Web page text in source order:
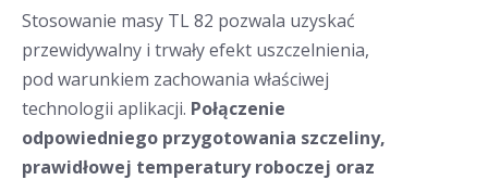
Stosowanie masy TL 82 pozwala uzyskać
przewidywalny i trwały efekt uszczelnienia,
pod warunkiem zachowania właściwej
technologii aplikacji. Połączenie
odpowiedniego przygotowania szczeliny,
prawidłowej temperatury roboczej oraz